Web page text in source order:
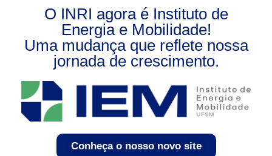
As Leis de Incentivo são ferramentas ótimas para o
desenvolvimento do mercado. A Lei do Bem e da
O INRI agora é Instituto de
Energia e Mobilidade!
Uma mudança que reflete nossa
jornada de crescimento.
Conheça o nosso novo site